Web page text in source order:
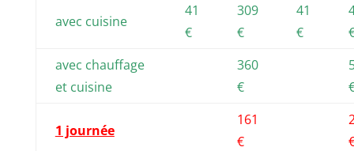
avec cuisine
41
€
309
€
41
€
avec chauffage
et cuisine
360
€
1 journée
161
€